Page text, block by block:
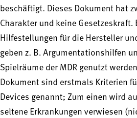
beschäftigt. Dieses Dokument hat
Charakter und keine Gesetzeskraft.
Hilfestellungen für die Hersteller
geben z. B. Argumentationshilfen
Spielräume der MDR genutzt
Dokument sind erstmals Kriterien
Devices genannt; Zum einen wird
seltene Erkrankungen verwiesen